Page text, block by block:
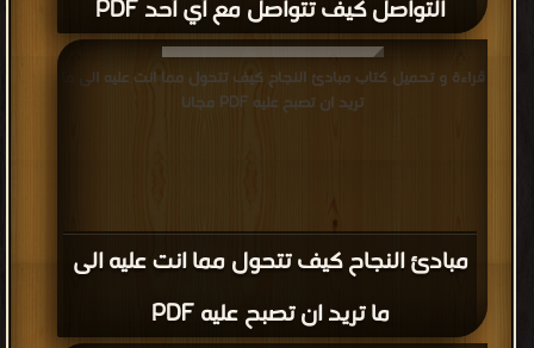
التواصل كيف تتواصل مع أي أحد PDF
مبادئ النجاح كيف تتحول مما انت عليه الى
ما تريد ان تصبح عليه PDF
قراءة و تحميل كتاب مبادئ النجاح كيف تتحول مما انت عليه الى ما
تريد ان تصبح عليه PDF مجانا